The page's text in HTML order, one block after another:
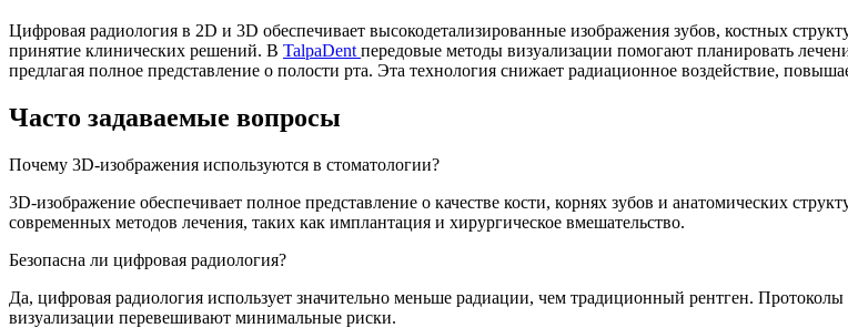
Цифровая радиология в 2D и 3D обеспечивает высокодетализированные изображения зубов, костных
принятие клинических решений. В TalpaDent передовые методы визуализации помогают планировать
предлагая полное представление о полости рта. Эта технология снижает радиационное воздействие,
Часто задаваемые вопросы
Почему 3D-изображения используются в стоматологии?
3D-изображение обеспечивает полное представление о качестве кости, корнях зубов и анатомических
современных методов лечения, таких как имплантация и хирургическое вмешательство.
Безопасна ли цифровая радиология?
Да, цифровая радиология использует значительно меньше радиации, чем традиционный рентген.
визуализации перевешивают минимальные риски.